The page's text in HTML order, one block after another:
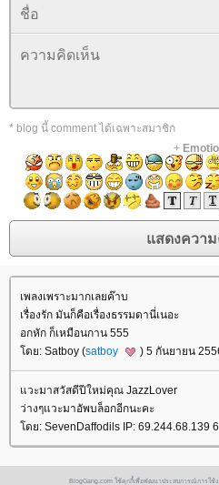
* blog นี้ comment ได้เฉพาะสมาชิก
+
เพลงเพราะมากเลยค๊าบ
เรื่องรัก มันก็คือเรื่องธรรมดานี่เนอะ
อกหัก ก็เหมือนกาน 555
ดย: Satboy (satboy ) 5 กันยายน
วะมาสวัสดีปีใหม่คุณ JazzLover
ว่างๆแวะมาอัพบล็อกอีกนะคะ
ดย: SevenDaffodils IP: 69.244.68.139
BlogGang.com ใช้คุกกี้เพื่อพัฒนาประสบการณ์การใช้